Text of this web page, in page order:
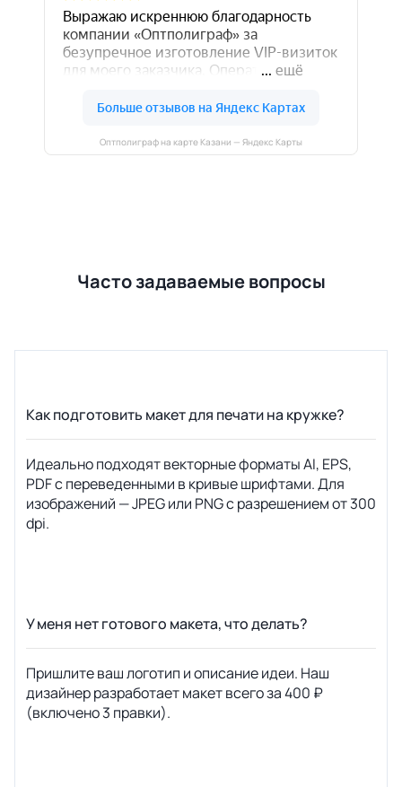
Оптполиграф на карте Казани — Яндекс Карты
Часто задаваемые вопросы
Как подготовить макет для печати на кружке?
Идеально подходят векторные форматы AI, EPS,
PDF с переведенными в кривые шрифтами. Для
изображений — JPEG или PNG с разрешением от 300
dpi.
У меня нет готового макета, что делать?
Пришлите ваш логотип и описание идеи. Наш
дизайнер разработает макет всего за 400 ₽
(включено 3 правки).